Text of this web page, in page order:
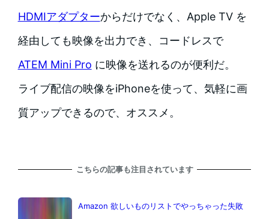
HDMIアダプターからだけでなく、Apple TV を
経由しても映像を出力でき、コードレスで
ATEM Mini Pro に映像を送れるのが便利だ。
ライブ配信の映像をiPhoneを使って、気軽に画
質アップできるので、オススメ。
こちらの記事も注目されています
Amazon 欲しいものリストでやっちゃった失敗